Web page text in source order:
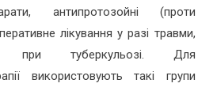
антипротозойні (проти
лікування у разі травми,
при туберкульозі. Для
використовують такі групи